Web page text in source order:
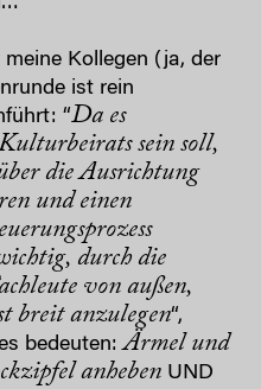
Kollegen (ja, der
ist rein
“Da es
sein soll,
die Ausrichtung
und einen
durch die
von außen,
breit anzulegen“,
bedeuten:Ärmel und
anheben UND